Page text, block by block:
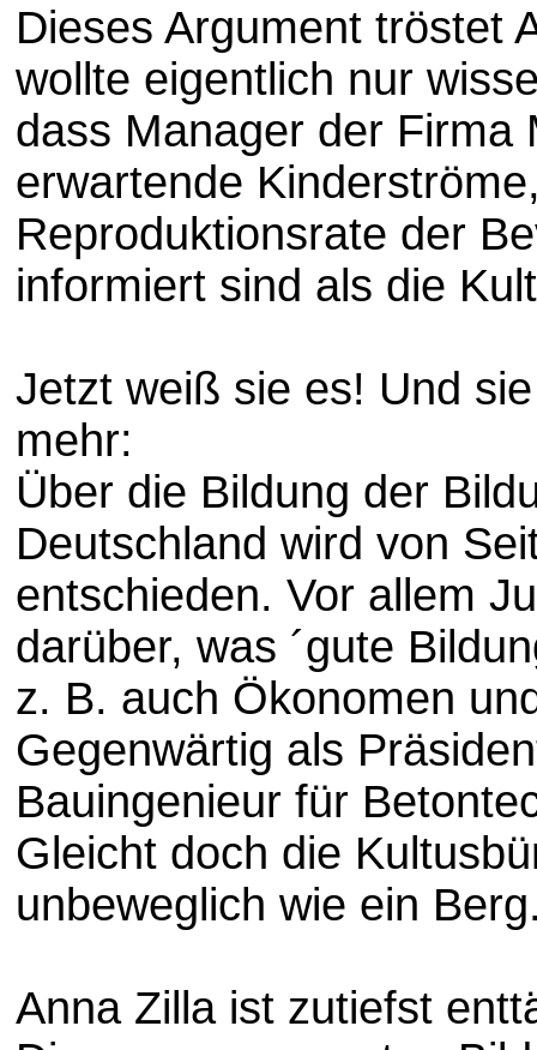
Dieses Argument tröstet
wollte eigentlich nur
dass Manager der Firma
erwartende
Reproduktionsrate der
informiert sind als die
Jetzt weiß sie es! Und
mehr:
Über die Bildung der
Deutschland wird von
entschieden. Vor allem
darüber, was ´gute
z. B. auch Ökonomen
Gegenwärtig als
Bauingenieur für
Gleicht doch die
unbeweglich wie ein
Anna Zilla ist zutiefst